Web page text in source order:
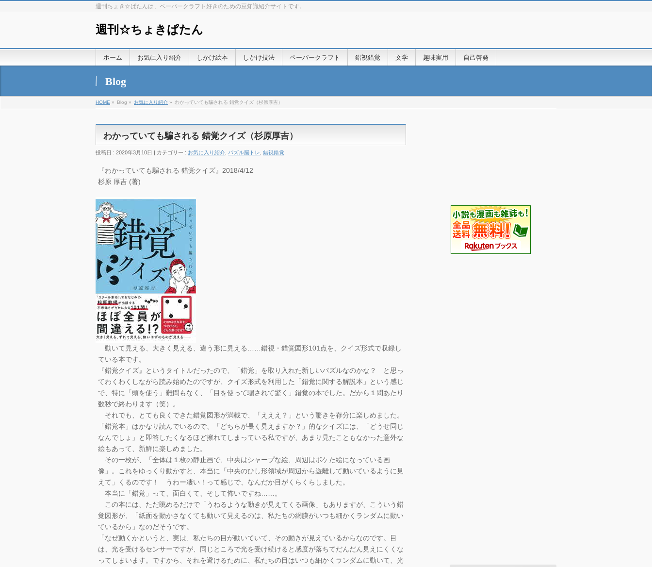
週刊ちょき☆ぱたんは、ペーパークラフト好きのための豆知識紹介サイトです。
週刊☆ちょきぱたん
ホーム お気に入り紹介 しかけ絵本 しかけ技法 ペーパークラフト 錯視錯覚 文学 趣味実用 自己啓発
Blog
HOME » Blog » お気に入り紹介 » わかっていても騙される 錯覚クイズ（杉原厚吉）
わかっていても騙される 錯覚クイズ（杉原厚吉）
投稿日 : 2020年3月10日 | カテゴリー : お気に入り紹介 パズル脳トレ 錯視錯覚
『わかっていても騙される 錯覚クイズ』2018/4/12
杉原 厚吉 (著)
動いて見える、大きく見える、違う形に見える……錯視・錯覚図形101点を、クイズ形式で収録し
ている本です。
『錯覚クイズ』というタイトルだったので、「錯覚」を取り入れた新しいパズルなのかな？ と思っ
てわくわくしながら読み始めたのですが、クイズ形式を利用した「錯覚に関する解説本」という感じ
で、特に「頭を使う」難問もなく、「目を使って騙されて驚く」錯覚の本でした。だから１問あたり
数秒で終わります（笑）。
それでも、とても良くできた錯覚図形が満載で、「えええ？」という驚きを存分に楽しめました。
「錯覚本」はかなり読んでいるので、「どちらが長く見えますか？」的なクイズには、「どうせ同じ
なんでしょ」と即答したくなるほど擦れてしまっている私ですが、あまり見たこともなかった意外な
絵もあって、新鮮に楽しめました。
その一枚が、「全体は１枚の静止画で、中央はシャープな絵、周辺はボケた絵になっている画
像」。これをゆっくり動かすと、本当に「中央のひし形領域が周辺から遊離して動いているように見
えて」くるのです！ うわー凄い！って感じで、なんだか目がくらくらしました。
本当に「錯覚」って、面白くて、そして怖いですね……。
この本には、ただ眺めるだけで「うねるような動きが見えてくる画像」もありますが、こういう錯
覚図形が、「紙面を動かさなくても動いて見えるのは、私たちの網膜がいつも細かくランダムに動い
ているから」なのだそうです。
「なぜ動くかというと、実は、私たちの目が動いていて、その動きが見えているからなのです。目
は、光を受けるセンサーですが、同じところで光を受け続けると感度が落ちてだんだん見えにくくな
ってしまいます。ですから、それを避けるために、私たちの目はいつも細かくランダムに動いて、光